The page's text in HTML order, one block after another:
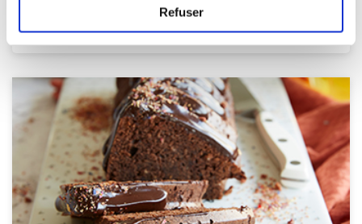
Refuser
En savoir plus